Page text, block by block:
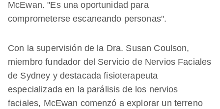
McEwan. "Es una oportunidad para
comprometerse escaneando personas".
Con la supervisión de la Dra. Susan Coulson,
miembro fundador del Servicio de Nervios Faciales
de Sydney y destacada fisioterapeuta
especializada en la parálisis de los nervios
faciales, McEwan comenzó a explorar un terreno